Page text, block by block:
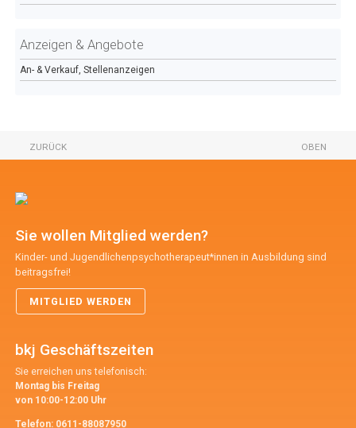
Anzeigen & Angebote
An- & Verkauf, Stellenanzeigen
OBEN
ZURÜCK
Sie wollen Mitglied werden?
Kinder- und Jugendlichenpsychotherapeut*innen in Ausbildung sind
beitragsfrei!
MITGLIED WERDEN
bkj Geschäftszeiten
Sie erreichen uns telefonisch:
Montag bis Freitag
von 10:00-12:00 Uhr
Telefon: 0611-88087950